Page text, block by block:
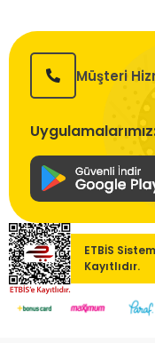
Müşteri
ETBİS
Kayıtlıdır.